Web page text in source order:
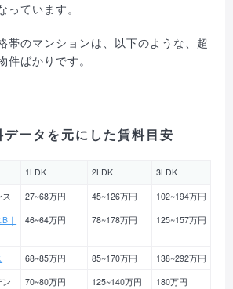
っています。
帯のマンションは、以下のような、超
ばかりです。
ータを元にした賃料目安
1LDK 2LDK 3LDK
27~68万円 45~126万円
102~194万円
｜
46~64万円 78~178万円 125~157万円
68~85万円 85~170万円
138~292万円
70~80万円 125~140万円 180万円